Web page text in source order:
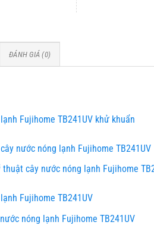
ĐÁNH GIÁ (0)
Fujihome TB241UV khử khuẩn
nước nóng lạnh Fujihome TB241UV
cây nước nóng lạnh Fujihome
Fujihome TB241UV
nóng lạnh Fujihome TB241UV